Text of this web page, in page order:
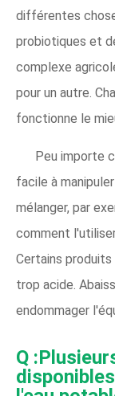
différentes
probiotiques et
complexe
pour un autre.
fonctionne le
Peu importe
facile à
mélanger, par
comment
Certains
trop acide.
endommager
Q